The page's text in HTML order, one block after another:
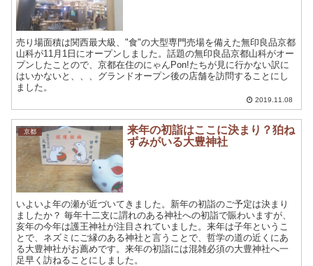
売り場面積は関西最大級、"食"の大型専門売場を備えた無印良品京都
山科が11月1日にオープンしました。話題の無印良品京都山科がオー
プンしたことので、京都在住のにゃんPon!たちが見に行かない訳に
はいかないと、、、グランドオープン後の店舗を訪問することにし
ました。
2019.11.08
京都
来年の初詣はここに決まり？狛ね
ずみがいる大豊神社
いよいよ年の瀬が近づいてきました。新年の初詣のご予定は決まり
ましたか？ 毎年十二支に謂れのある神社への初詣で賑わいますが、
亥年の今年は護王神社が注目されていました。来年は子年というこ
とで、ネズミにご縁のある神社と言うことで、哲学の道の近くにあ
る大豊神社がお薦めです。来年の初詣には混雑必須の大豊神社へ一
足早く訪ねることにしました。